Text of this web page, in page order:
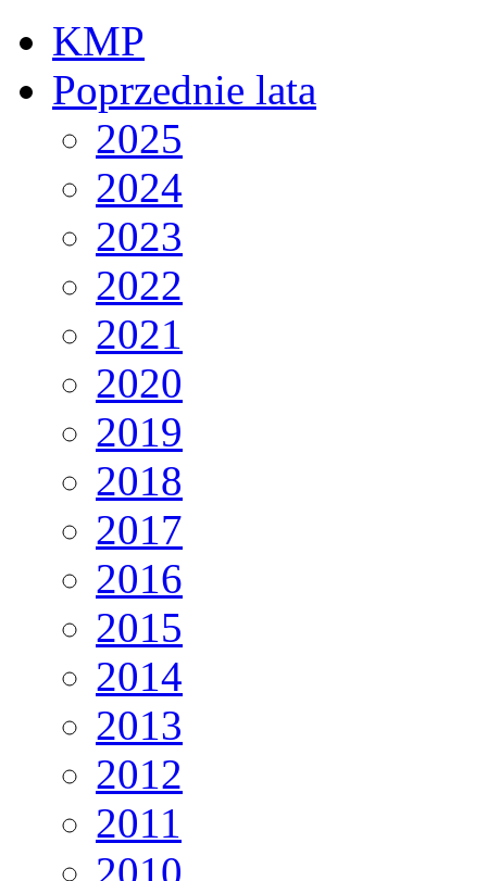
KMP
Poprzednie lata
2025
2024
2023
2022
2021
2020
2019
2018
2017
2016
2015
2014
2013
2012
2011